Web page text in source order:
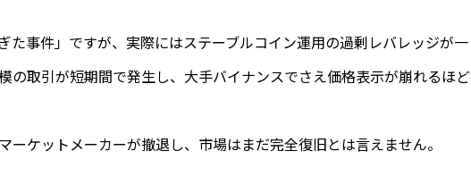
た事件」ですが、実際にはステーブルコイン運用の過剰レバレッジが一
の取引が短期間で発生し、大手バイナンスでさえ価格表示が崩れるほど
ーケットメーカーが撤退し、市場はまだ完全復旧とは言えません。